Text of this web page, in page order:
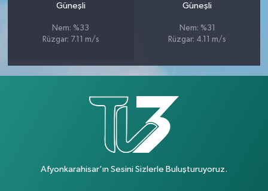
Güneşli
Nem: %33
Rüzgar: 7.11 m/s
Güneşli
Nem: %31
Rüzgar: 4.11 m/s
Afyonkarahisar’ın Sesini Sizlerle Buluşturuyoruz.